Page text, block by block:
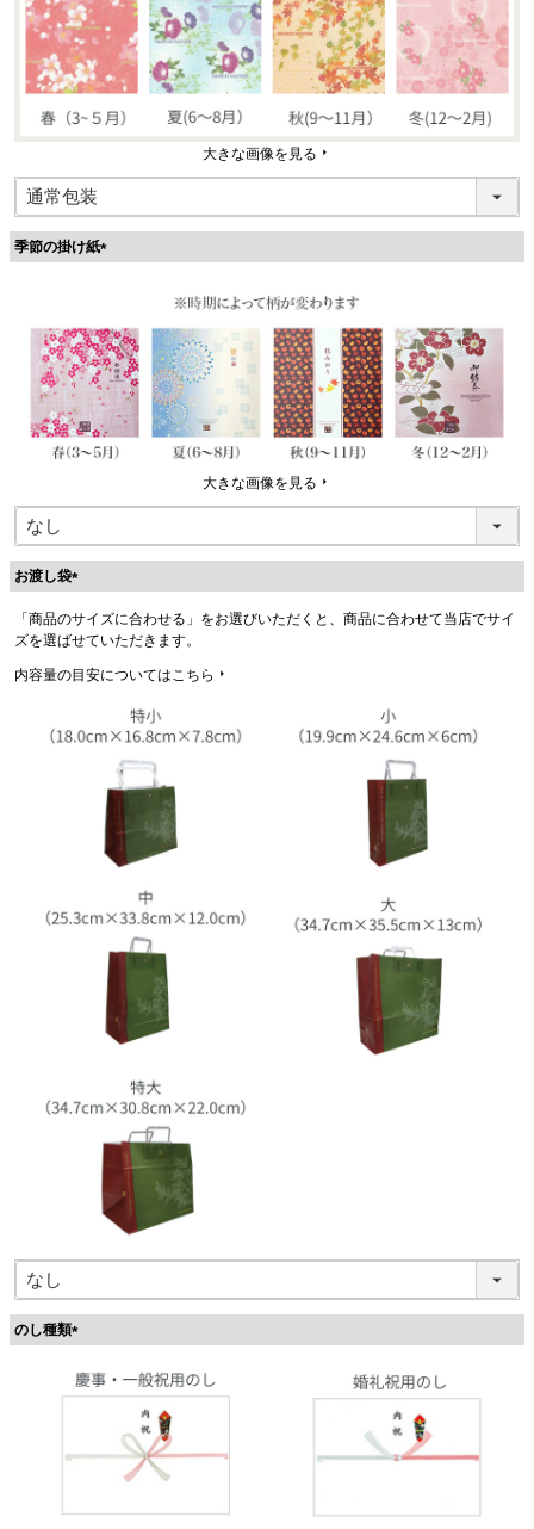
大きな画像を見る
季節の掛け紙
)
大きな画像を見る
お渡し袋
必
須
)
「商品のサイズに合わせる」をお選びいただくと、商品に合わせて当店でサイ
ズを選ばせていただきます。
内容量の目安についてはこちら
のし種類
必
須